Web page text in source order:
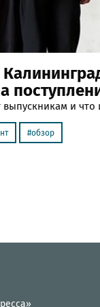
и что
обзор